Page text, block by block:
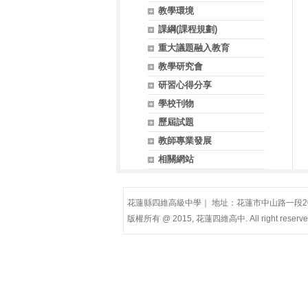
教學環境
課綱(課程規劃)
重大議題融入教育
教學研究會
研習心得分享
學校刊物
歷屆試題
教師專業發展
相關網站
花蓮縣四維高級中學｜ 地址：花蓮市中山路一
版權所有 @ 2015, 花蓮四維高中. All right